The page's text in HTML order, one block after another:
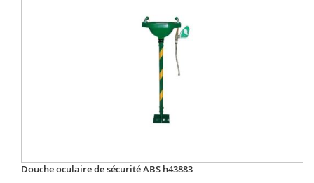
Douche oculaire de sécurité ABS h43883